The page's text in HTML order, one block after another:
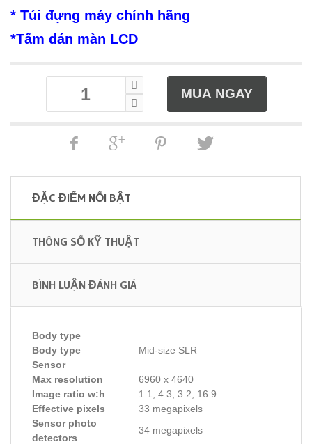
* Túi đựng máy chính hãng
*Tấm dán màn LCD
ĐẶC ĐIỂM NỔI BẬT
THÔNG SỐ KỸ THUẬT
BÌNH LUẬN ĐÁNH GIÁ
Body type
Body type
Mid-size SLR
Sensor
Max resolution
6960 x 4640
Image ratio w:h
1:1, 4:3, 3:2, 16:9
Effective pixels
33 megapixels
Sensor photo
detectors
34 megapixels